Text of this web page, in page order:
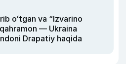
oʻtgan va “Izvarino
— Ukraina
Drapatiy haqida